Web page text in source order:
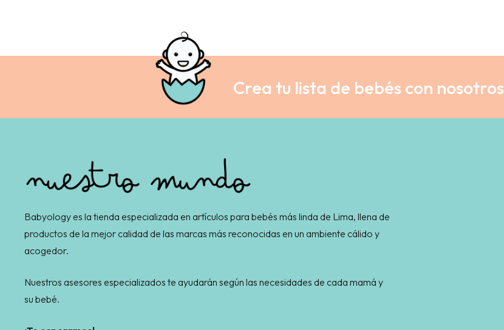
Crea tu lista de bebés con nosotros
Babyology es la tienda especializada en artículos para bebés más linda de Lima, llena de
productos de la mejor calidad de las marcas más reconocidas en un ambiente cálido y
acogedor.
Nuestros asesores especializados te ayudarán según las necesidades de cada mamá y
su bebé.